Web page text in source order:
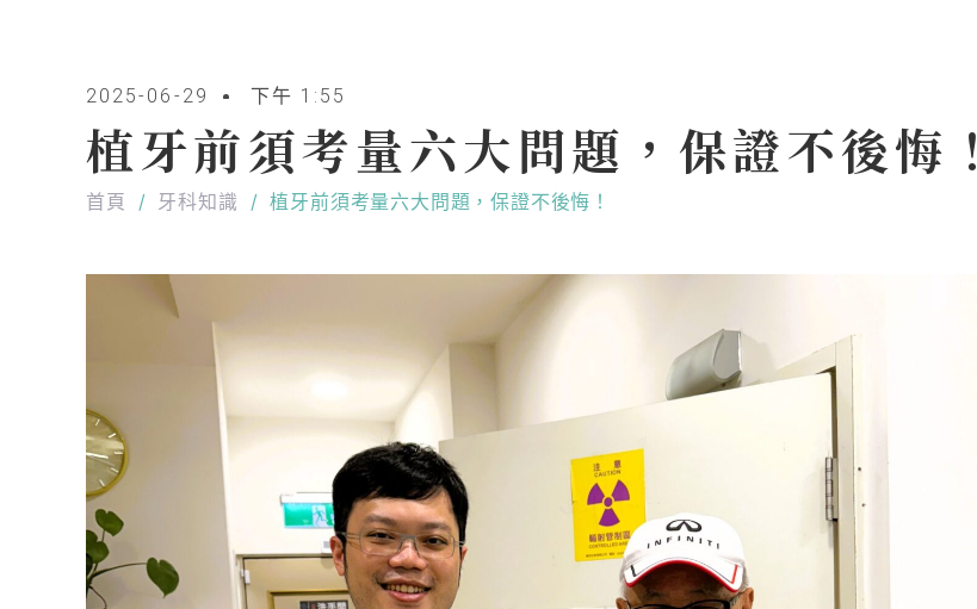
2025-06-29 下午 1:55
植牙前須考量六大問題，保證不後悔！
首頁 / 牙科知識 / 植牙前須考量六大問題，保證不後悔！